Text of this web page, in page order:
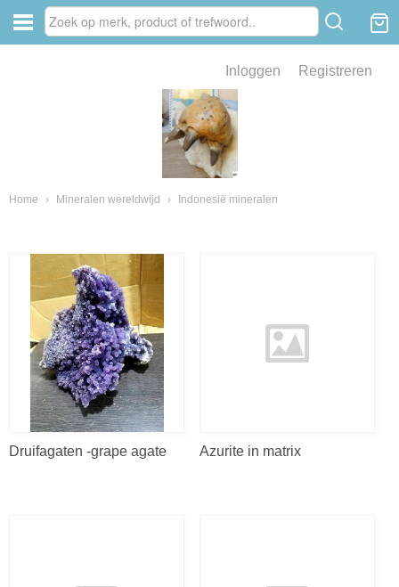
Inloggen Registreren
Home › Mineralen wereldwijd › Indonesië mineralen
Druifagaten -grape agate Azurite in matrix
van fossielen en mineralen